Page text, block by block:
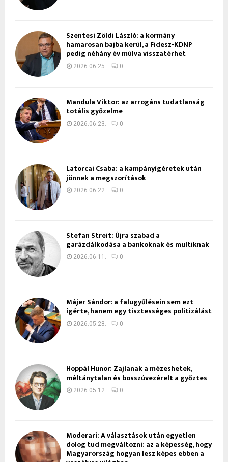
Szentesi Zöldi László: a kormány
hamarosan bajba kerül, a Fidesz-KDNP
pedig néhány év múlva visszatérhet
2026.06.25. 0
Mandula Viktor: az arrogáns tudatlanság
totális győzelme
2026.06.23. 0
Latorcai Csaba: a kampányígéretek után
jönnek a megszorítások
2026.06.22. 0
Stefan Streit: Újra szabad a
garázdálkodása a bankoknak és multiknak
2026.06.11. 0
Májer Sándor: a falugyűlésein sem ezt
ígérte, hanem egy tisztességes politizálást
2026.05.28. 0
Hoppál Hunor: Zajlanak a mézeshetek,
méltánytalan és bosszúvezérelt a győztes
2026.05.12. 0
Moderari: A választások után egyetlen
dolog tud megváltozni: az a képesség, hogy
Magyarország hogyan lesz képes ebben a